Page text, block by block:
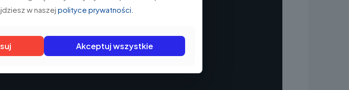
w naszej polityce prywatności.
Akceptuj wszystkie